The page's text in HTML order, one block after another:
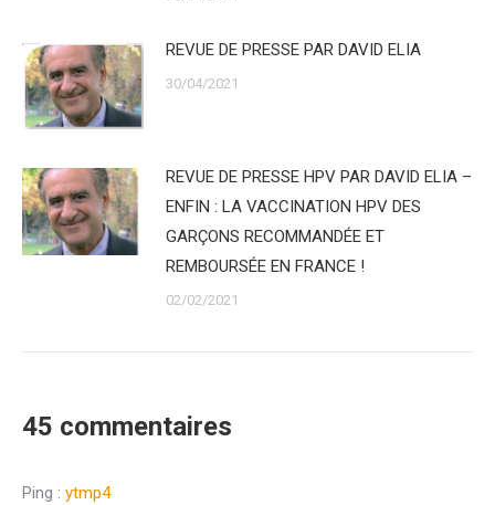
REVUE DE PRESSE PAR DAVID ELIA
30/04/2021
REVUE DE PRESSE HPV PAR DAVID ELIA –
ENFIN : LA VACCINATION HPV DES
GARÇONS RECOMMANDÉE ET
REMBOURSÉE EN FRANCE !
02/02/2021
45 commentaires
Ping : ytmp4